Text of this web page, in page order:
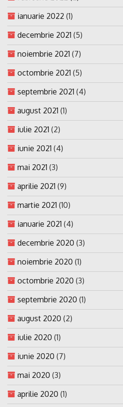
ianuarie 2022 (1)
decembrie 2021 (5)
noiembrie 2021 (7)
octombrie 2021 (5)
septembrie 2021 (4)
august 2021 (1)
iulie 2021 (2)
iunie 2021 (4)
mai 2021 (3)
aprilie 2021 (9)
martie 2021 (10)
ianuarie 2021 (4)
decembrie 2020 (3)
noiembrie 2020 (1)
octombrie 2020 (3)
septembrie 2020 (1)
august 2020 (2)
iulie 2020 (1)
iunie 2020 (7)
mai 2020 (3)
aprilie 2020 (1)